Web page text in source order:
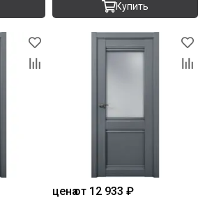
Купить
ценаот 12 933 ₽